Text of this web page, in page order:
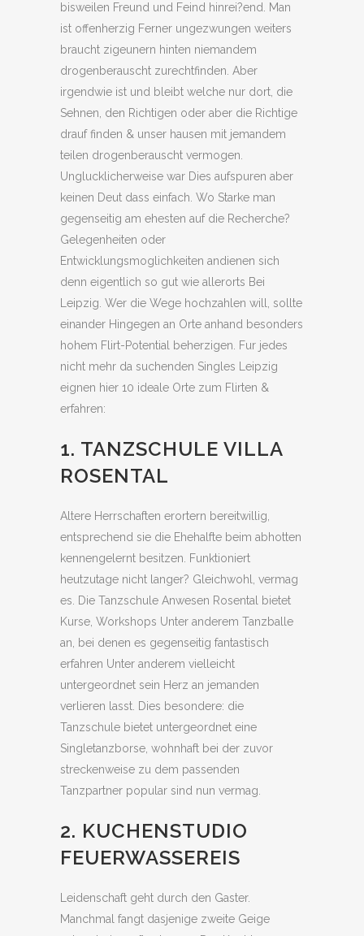
bisweilen Freund und Feind hinrei?end. Man
ist offenherzig Ferner ungezwungen weiters
braucht zigeunern hinten niemandem
drogenberauscht zurechtfinden. Aber
irgendwie ist und bleibt welche nur dort, die
Sehnen, den Richtigen oder aber die Richtige
drauf finden & unser hausen mit jemandem
teilen drogenberauscht vermogen.
Unglucklicherweise war Dies aufspuren aber
keinen Deut dass einfach. Wo Starke man
gegenseitig am ehesten auf die Recherche?
Gelegenheiten oder
Entwicklungsmoglichkeiten andienen sich
denn eigentlich so gut wie allerorts Bei
Leipzig. Wer die Wege hochzahlen will, sollte
einander Hingegen an Orte anhand besonders
hohem Flirt-Potential beherzigen. Fur jedes
nicht mehr da suchenden Singles Leipzig
eignen hier 10 ideale Orte zum Flirten &
erfahren:
1. TANZSCHULE VILLA
ROSENTAL
Altere Herrschaften erortern bereitwillig,
entsprechend sie die Ehehalfte beim abhotten
kennengelernt besitzen. Funktioniert
heutzutage nicht langer? Gleichwohl, vermag
es. Die Tanzschule Anwesen Rosental bietet
Kurse, Workshops Unter anderem Tanzballe
an, bei denen es gegenseitig fantastisch
erfahren Unter anderem vielleicht
untergeordnet sein Herz an jemanden
verlieren lasst. Dies besondere: die
Tanzschule bietet untergeordnet eine
Singletanzborse, wohnhaft bei der zuvor
streckenweise zu dem passenden
Tanzpartner popular sind nun vermag.
2. KUCHENSTUDIO
FEUERWASSEREIS
Leidenschaft geht durch den Gaster.
Manchmal fangt dasjenige zweite Geige